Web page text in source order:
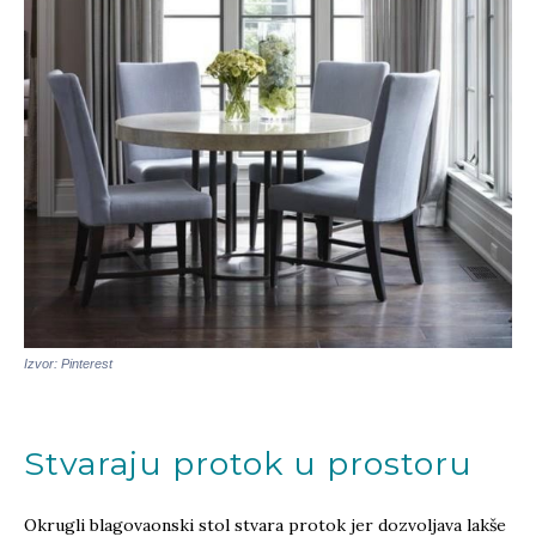
Izvor: Pinterest
Stvaraju protok u prostoru
Okrugli blagovaonski stol stvara protok jer dozvoljava lakše